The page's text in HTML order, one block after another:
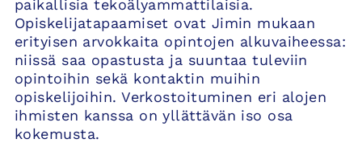
paikallisia tekoälyammattilaisia.
Opiskelijatapaamiset ovat Jimin mukaan
erityisen arvokkaita opintojen alkuvaiheessa:
niissä saa opastusta ja suuntaa tuleviin
opintoihin sekä kontaktin muihin
opiskelijoihin. Verkostoituminen eri alojen
ihmisten kanssa on yllättävän iso osa
kokemusta.